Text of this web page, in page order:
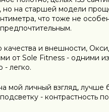
но на старшей модели
что тоже не
качества и внешности,
от Sole Fitness - одними
- легко.
мой личный взгляд,
- контрастность